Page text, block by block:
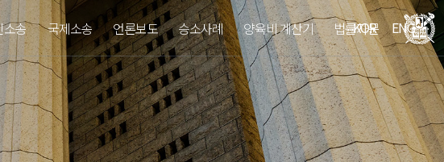
KOR ENG
소송 국제소송 언론보도 승소사례 양육비 계산기 법률자문